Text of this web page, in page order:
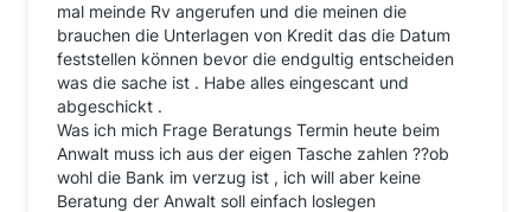
mal meinde Rv angerufen und die meinen die
brauchen die Unterlagen von Kredit das die Datum
feststellen können bevor die endgultig entscheiden
was die sache ist . Habe alles eingescant und
abgeschickt .
Was ich mich Frage Beratungs Termin heute beim
Anwalt muss ich aus der eigen Tasche zahlen ??ob
wohl die Bank im verzug ist , ich will aber keine
Beratung der Anwalt soll einfach loslegen